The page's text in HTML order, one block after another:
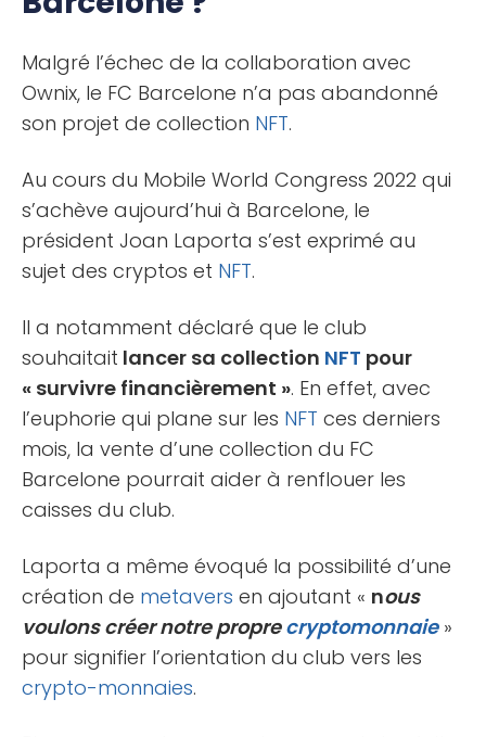
Malgré l’échec de la collaboration avec
Ownix, le FC Barcelone n’a pas abandonné
son projet de collection NFT.
Au cours du Mobile World Congress 2022 qui
s’achève aujourd’hui à Barcelone, le
président Joan Laporta s’est exprimé au
sujet des cryptos et NFT.
Il a notamment déclaré que le club
souhaitait lancer sa collection NFT pour
« survivre financièrement ». En effet, avec
l’euphorie qui plane sur les NFT ces derniers
mois, la vente d’une collection du FC
Barcelone pourrait aider à renflouer les
caisses du club.
Laporta a même évoqué la possibilité d’une
création de metavers en ajoutant « nous
voulons créer notre proprecryptomonnaie»
pour signifier l’orientation du club vers les
crypto-monnaies.